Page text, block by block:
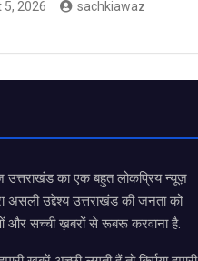
5, 2026 sachkiawaz
का एक बहुत लोकप्रिय न्यूज़
असली उद्देश्य उत्तराखंड की जनता को
और सच्ची ख़बरों से रूबरू करवाना है.